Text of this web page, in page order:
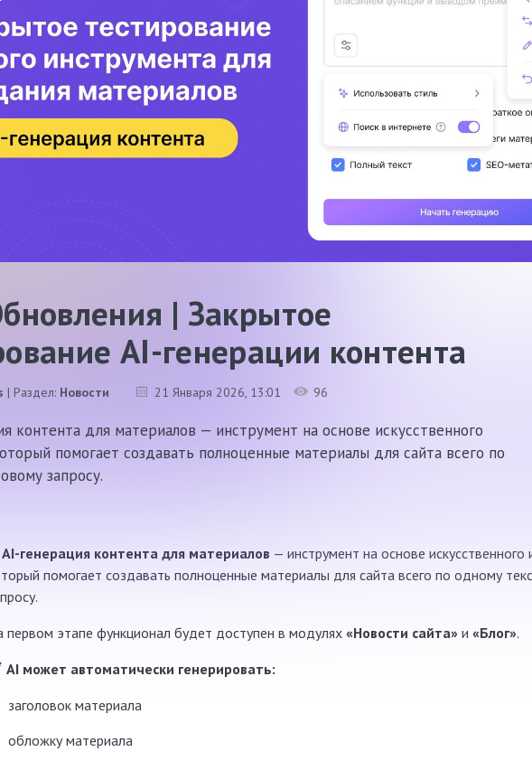
| Закрытое
AI-генерации контента
| Раздел: Новости 21 Января 2026, 13:01 96
контента для материалов — инструмент на основе искусственного
помогает создавать полноценные материалы для сайта всего по
запросу.
AI-генерация контента для материалов — инструмент на основе искусственного
помогает создавать полноценные материалы для сайта всего по одному
первом этапе функционал будет доступен в модулях «Новости сайта» и «Блог».
AI может автоматически генерировать:
заголовок материала
обложку материала